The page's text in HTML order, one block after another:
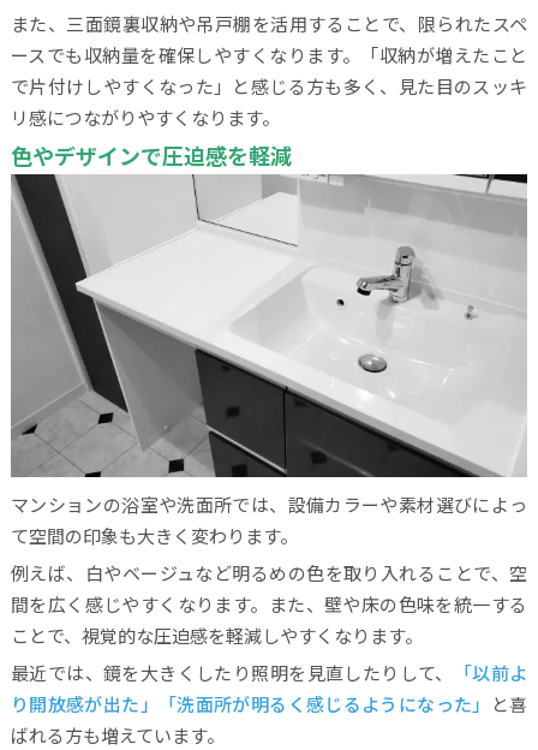
また、三面鏡裏収納や吊戸棚を活用することで、限られたスペ
ースでも収納量を確保しやすくなります。「収納が増えたこと
で片付けしやすくなった」と感じる方も多く、見た目のスッキ
リ感につながりやすくなります。
色やデザインで圧迫感を軽減
マンションの浴室や洗面所では、設備カラーや素材選びによっ
て空間の印象も大きく変わります。
例えば、白やベージュなど明るめの色を取り入れることで、空
間を広く感じやすくなります。また、壁や床の色味を統一する
ことで、視覚的な圧迫感を軽減しやすくなります。
最近では、鏡を大きくしたり照明を見直したりして、
「以前よ
り開放感が出た」「洗面所が明るく感じるようになった」
と喜
ばれる方も増えています。